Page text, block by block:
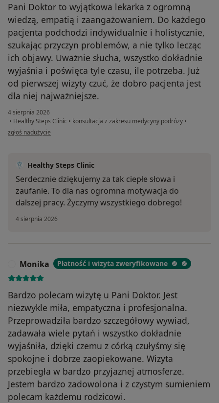
Pani Doktor to wyjątkowa lekarka z ogromną
wiedzą, empatią i zaangażowaniem. Do każdego
pacjenta podchodzi indywidualnie i holistycznie,
szukając przyczyn problemów, a nie tylko lecząc
ich objawy. Uważnie słucha, wszystko dokładnie
wyjaśnia i poświęca tyle czasu, ile potrzeba. Już
od pierwszej wizyty czuć, że dobro pacjenta jest
dla niej najważniejsze.
4 sierpnia 2026
• Healthy Steps Clinic • konsultacja z zakresu medycyny podróży •
w opinii użytkownika Anna
zgłoś nadużycie
Healthy Steps Clinic
Serdecznie dziękujemy za tak ciepłe słowa i
zaufanie. To dla nas ogromna motywacja do
dalszej pracy. Życzymy wszystkiego dobrego!
4 sierpnia 2026
Monika Płatność i wizyta zweryfikowane
Bardzo polecam wizytę u Pani Doktor. Jest
niezwykle miła, empatyczna i profesjonalna.
Przeprowadziła bardzo szczegółowy wywiad,
zadawała wiele pytań i wszystko dokładnie
wyjaśniła, dzięki czemu z córką czułyśmy się
spokojne i dobrze zaopiekowane. Wizyta
przebiegła w bardzo przyjaznej atmosferze.
Jestem bardzo zadowolona i z czystym sumieniem
polecam każdemu rodzicowi.